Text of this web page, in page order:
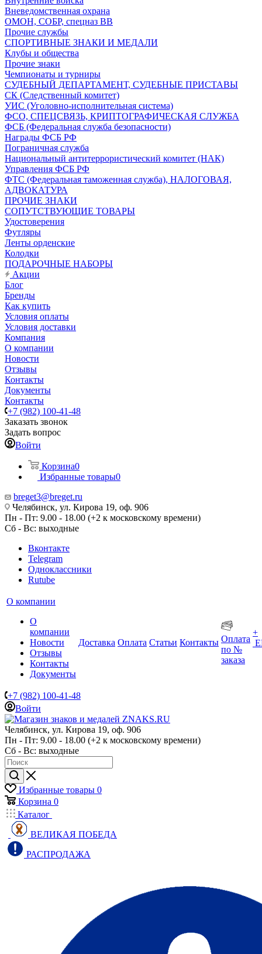
Вневедомственная охрана
ОМОН, СОБР, спецназ ВВ
Прочие службы
СПОРТИВНЫЕ ЗНАКИ И МЕДАЛИ
Клубы и общества
Прочие знаки
Чемпионаты и турниры
СУДЕБНЫЙ ДЕПАРТАМЕНТ, СУДЕБНЫЕ ПРИСТАВЫ
СК (Следственный комитет)
УИС (Уголовно-исполнительная система)
ФСО, СПЕЦСВЯЗЬ, КРИПТОГРАФИЧЕСКАЯ СЛУЖБА
ФСБ (Федеральная служба безопасности)
Награды ФСБ РФ
Пограничная служба
Национальный антитеррористический комитет (НАК)
Управления ФСБ РФ
ФТС (Федеральная таможенная служба), НАЛОГОВАЯ,
АДВОКАТУРА
ПРОЧИЕ ЗНАКИ
СОПУТСТВУЮЩИЕ ТОВАРЫ
Удостоверения
Футляры
Ленты орденские
Колодки
ПОДАРОЧНЫЕ НАБОРЫ
Акции
Блог
Бренды
Как купить
Условия оплаты
Условия доставки
Компания
О компании
Новости
Отзывы
Контакты
Документы
Контакты
+7 (982) 100-41-48
Заказать звонок
Задать вопрос
Войти
Корзина0
Избранные товары0
breget3@breget.ru
Челябинск, ул. Кирова 19, оф. 906
Пн - Пт: 9.00 - 18.00 (+2 к московскому времени)
Сб - Вс: выходные
Вконтакте
Telegram
Одноклассники
Rutube
О компании
О
компании
Новости
Отзывы
Контакты
Документы
Доставка Оплата Статьи Контакты Оплата
по №
заказа
+
+7 (982) 100-41-48
Войти
Челябинск, ул. Кирова 19, оф. 906
Пн - Пт: 9.00 - 18.00 (+2 к московскому времени)
Сб - Вс: выходные
Избранные товары 0
Корзина 0
Каталог
ВЕЛИКАЯ ПОБЕДА
РАСПРОДАЖА